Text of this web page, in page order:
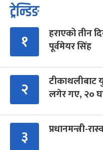
ट्रेन्डिङ
१
हराएको तीन
पूर्वमेयर सिंह
२
टीकाथलीबाट
लगेर गए, २०
३ प्रधानमन्त्री-